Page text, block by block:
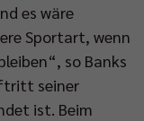
es wäre
Sportart, wenn
so Banks
seiner
ist. Beim